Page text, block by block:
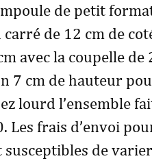
de petit
carré de 12 cm de
avec la coupelle de
7 cm de hauteur
lourd l’ensemble
frais d’envoi
de